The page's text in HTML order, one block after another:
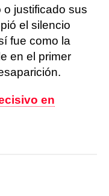
justificado sus
el silencio
fue como la
en el primer
en